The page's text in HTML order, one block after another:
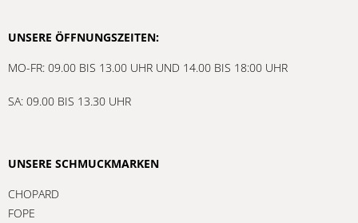
UNSERE ÖFFNUNGSZEITEN:
MO-FR: 09.00 BIS 13.00 UHR UND 14.00 BIS 18:00 UHR
SA: 09.00 BIS 13.30 UHR
UNSERE SCHMUCKMARKEN
CHOPARD
FOPE